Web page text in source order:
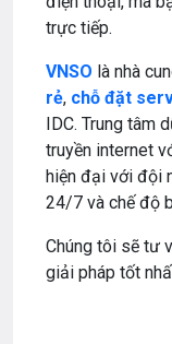
trực tiếp.
VNSO là nhà
rẻ, chỗ đặt
IDC. Trung tâm
truyền internet
hiện đại với đội
24/7 và chế độ
Chúng tôi sẽ tư
giải pháp tốt